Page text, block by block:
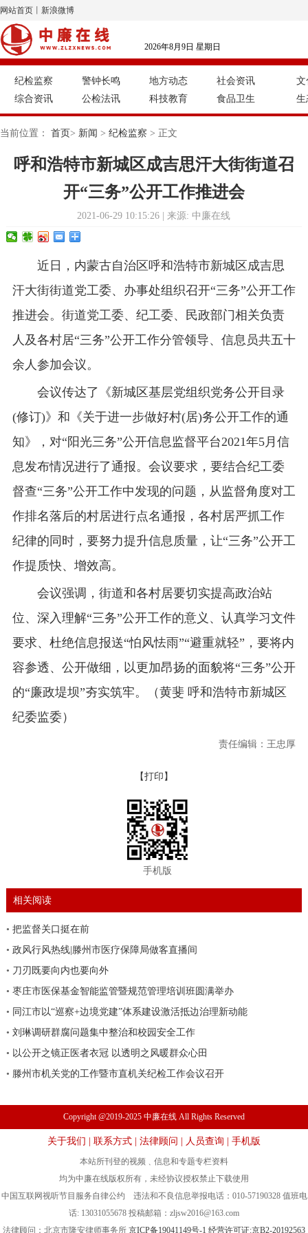
网站首页 新浪微博
2026年8月9日 星期日
纪检监察 警钟长鸣 地方动态
社会资讯
综合资讯
公检法讯 科技教育 食品卫生
文
生
当前位置： 首页> 新闻 > 纪检监察 > 正文
呼和浩特市新城区成吉思汗大街街道召
开“三务”公开工作推进会
2021-06-29 10:15:26 | 来源: 中廉在线
近日，内蒙古自治区呼和浩特市新城区成吉思
汗大街街道党工委、办事处组织召开“三务”公开工作
推进会。街道党工委、纪工委、民政部门相关负责
人及各村居“三务”公开工作分管领导、信息员共五十
余人参加会议。
会议传达了《新城区基层党组织党务公开目录
(修订)》和《关于进一步做好村(居)务公开工作的通
知》，对“阳光三务”公开信息监督平台2021年5月信
息发布情况进行了通报。会议要求，要结合纪工委
督查“三务”公开工作中发现的问题，从监督角度对工
作排名落后的村居进行点名通报，各村居严抓工作
纪律的同时，要努力提升信息质量，让“三务”公开工
作提质快、增效高。
会议强调，街道和各村居要切实提高政治站
位、深入理解“三务”公开工作的意义、认真学习文件
要求、杜绝信息报送“怕风怯雨”“避重就轻”，要将内
容参透、公开做细，以更加昂扬的面貌将“三务”公开
的“廉政堤坝”夯实筑牢。（黄斐 呼和浩特市新城区
纪委监委）
责任编辑：王忠厚
【打印】
手机版
相关阅读
• 把监督关口挺在前
• 政风行风热线|滕州市医疗保障局做客直播间
• 刀刃既要向内也要向外
• 枣庄市医保基金智能监管暨规范管理培训班圆满举办
• 同江市以“巡察+边境党建”体系建设激活抵边治理新动能
• 刘琳调研群腐问题集中整治和校园安全工作
• 以公开之镜正医者衣冠 以透明之风暖群众心田
• 滕州市机关党的工作暨市直机关纪检工作会议召开
Copyright @2019-2025 中廉在线 All Rights Reserved
关于我们 联系方式 法律顾问 人员查询 手机版
本站所刊登的视频﹑信息和专题专栏资料
均为中廉在线版权所有，未经协议授权禁止下载使用
中国互联网视听节目服务自律公约 违法和不良信息举报电话：010-57190328 值班电
话: 13031055678 投稿邮箱： zljsw2016@163.com
法律顾问：北京市隆安律师事务所 京ICP备19041149号-1 经营许可证:京B2-20192563